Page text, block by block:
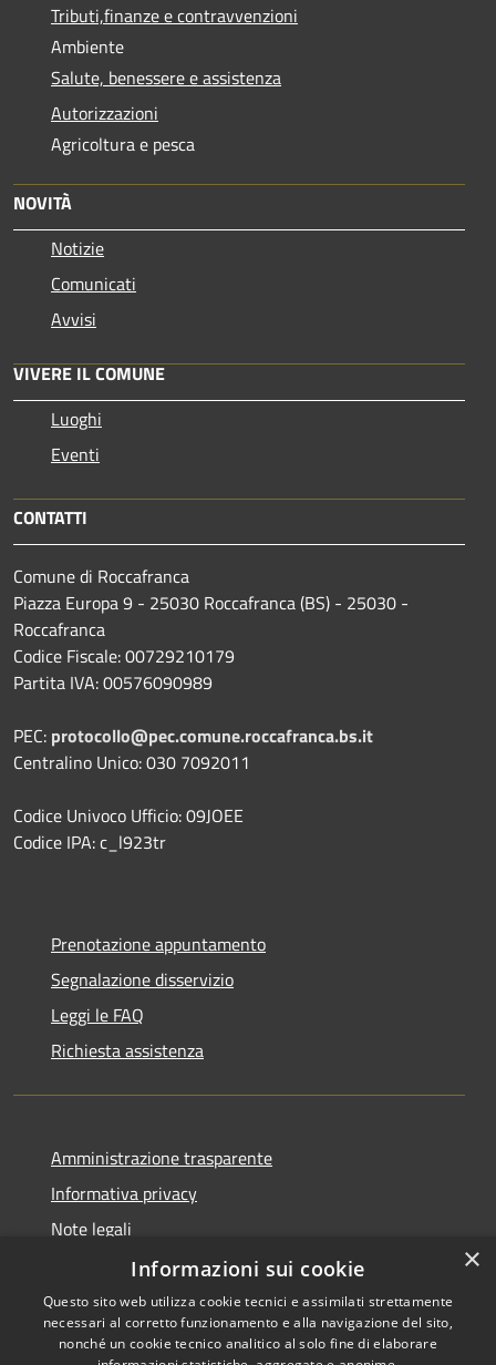
Tributi,finanze e contravvenzioni
Ambiente
Salute, benessere e assistenza
Autorizzazioni
Agricoltura e pesca
NOVITÀ
Notizie
Comunicati
Avvisi
VIVERE IL COMUNE
Luoghi
Eventi
CONTATTI
Comune di Roccafranca
Piazza Europa 9 - 25030 Roccafranca (BS) - 25030 -
Roccafranca
Codice Fiscale: 00729210179
Partita IVA: 00576090989
PEC: protocollo@pec.comune.roccafranca.bs.it
Centralino Unico: 030 7092011
Codice Univoco Ufficio: 09JOEE
Codice IPA: c_l923tr
Prenotazione appuntamento
Segnalazione disservizio
Leggi le FAQ
Richiesta assistenza
Amministrazione trasparente
Informativa privacy
Note legali
Dichiarazione di accessibilità
×
Informazioni sui cookie
Questo sito web utilizza cookie tecnici e assimilati strettamente
necessari al corretto funzionamento e alla navigazione del sito,
nonché un cookie tecnico analitico al solo fine di elaborare